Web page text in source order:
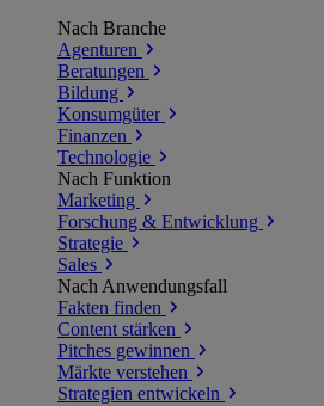
Nach Branche
Agenturen
Beratungen
Bildung
Konsumgüter
Finanzen
Technologie
Nach Funktion
Marketing
Forschung & Entwicklung
Strategie
Sales
Nach Anwendungsfall
Fakten finden
Content stärken
Pitches gewinnen
Märkte verstehen
Strategien entwickeln